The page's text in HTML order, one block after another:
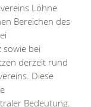
Löhne
Bereichen des
sowie bei
derzeit rund
Diese
Bedeutung.